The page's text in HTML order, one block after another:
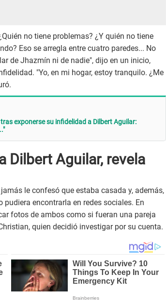
no tiene problemas? ¿Y quién no tiene
Eso se arregla entre cuatro paredes... No
de Jhazmín ni de nadie", dijo en un inicio,
"Yo, en mi hogar, estoy tranquilo. ¿Me
exponerse su infidelidad a Dilbert Aguilar:
Dilbert Aguilar, revela
le confesó que estaba casada y, además,
encontrarla en redes sociales. En
fotos de ambos como si fueran una pareja
quien decidió investigar por su cuenta.